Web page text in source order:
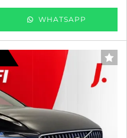
WHATSAPP